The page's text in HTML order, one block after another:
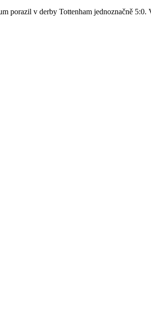
porazil v derby Tottenham jednoznačně 5:0.